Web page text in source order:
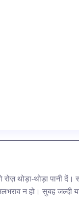
रोज़ थोड़ा-थोड़ा पानी
न हो। सुबह जल्दी